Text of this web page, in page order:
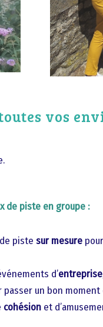
vos
de piste en groupe :
piste sur mesure
d’entreprise
passer un bon
cohésion et